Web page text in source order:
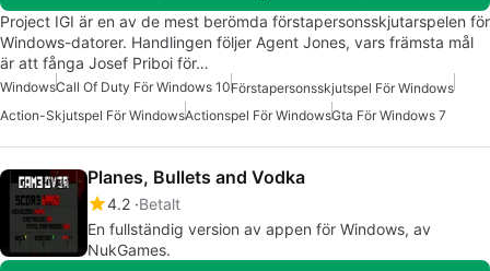
Project IGI är en av de mest berömda förstapersonsskjutarspelen för
Windows-datorer. Handlingen följer Agent Jones, vars främsta mål
är att fånga Josef Priboi för…
WindowsCall Of Duty För Windows 10Förstapersonsskjutspel För Windows
Action-Skjutspel För WindowsActionspel För WindowsGta För Windows 7
Planes, Bullets and Vodka
4.2 Betalt
En fullständig version av appen för Windows, av
NukGames.